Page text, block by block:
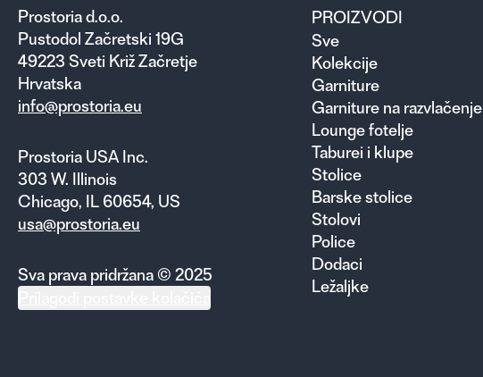
Prostoria d.o.o.
Pustodol Začretski 19G
49223 Sveti Križ Začretje
Hrvatska
info@prostoria.eu
Prostoria USA Inc.
303 W. Illinois
Chicago, IL 60654, US
usa@prostoria.eu
Sva prava pridržana © 2025
PROIZVODI
Sve
Kolekcije
Garniture
Garniture na razvlačenje
Lounge fotelje
Taburei i klupe
Stolice
Barske stolice
Stolovi
Police
Dodaci
Ležaljke